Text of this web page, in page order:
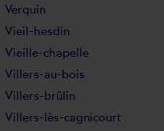
Verquin
Vieil-hesdin
Vieille-chapelle
Villers-au-bois
Villers-brûlin
Villers-lès-cagnicourt